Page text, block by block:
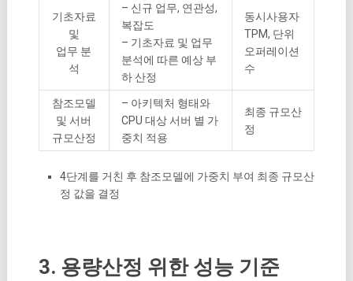
기초자료
및
업무 분
석
– 신규 업무, 연관성,
복잡도
– 기초자료 및 업무
분석에 따른 예상 부
하 산정
동시사용자
TPM, 단위
오퍼레이션
수
참조모델
및 서버
규모산정
– 아키텍처 형태와
CPU 대상 서버 별 가
중치 적용
최종 규모산
정
4단계를 거친 후 참조모델에 가중치 부여 최종 규모산
정 값을 결정
3. 용량산정 위한 성능 기준